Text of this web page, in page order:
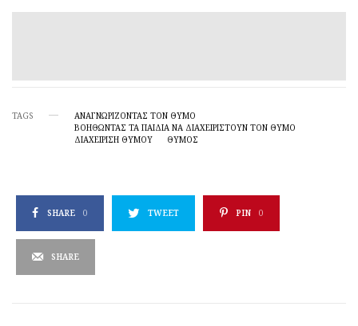
TAGS
ΑΝΑΓΝΩΡΊΖΟΝΤΑΣ ΤΟΝ ΘΥΜΌ
ΒΟΗΘΏΝΤΑΣ ΤΑ ΠΑΙΔΙΆ ΝΑ ΔΙΑΧΕΙΡΙΣΤΟΎΝ ΤΟΝ ΘΥΜΌ
ΔΙΑΧΕΊΡΙΣΗ ΘΥΜΟΎ
ΘΥΜΟΣ
SHARE 0 TWEET PIN 0
SHARE